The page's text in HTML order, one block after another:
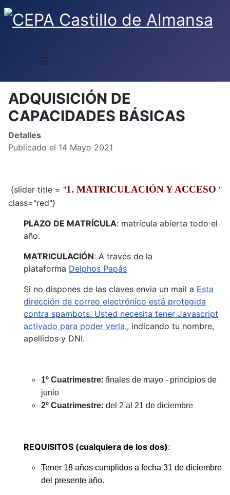
≡
ADQUISICIÓN DE
CAPACIDADES BÁSICAS
Detalles
Publicado el 14 Mayo 2021
{slider title = "1. MATRICULACIÓN Y ACCESO "
class="red"}
PLAZO DE MATRÍCULA: matrícula abierta todo el
año.
MATRICULACIÓN: A través de la
plataforma Delphos Papás
Si no dispones de las claves envia un mail a Esta
dirección de correo electrónico está protegida
contra spambots. Usted necesita tener Javascript
activado para poder verla., indicando tu nombre,
apellidos y DNI.
1º Cuatrimestre: finales de mayo - principios de
junio
2º Cuatrimestre: del 2 al 21 de diciembre
REQUISITOS (cualquiera de los dos):
Tener 18 años cumplidos a fecha 31 de diciembre
del presente año.